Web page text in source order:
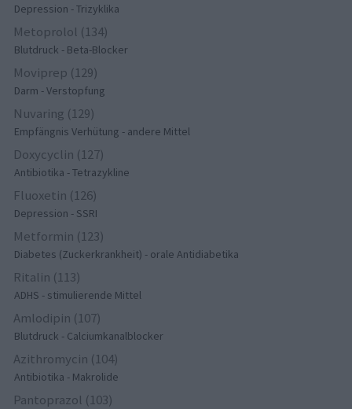
Depression - Trizyklika
Metoprolol (134)
Blutdruck - Beta-Blocker
Moviprep (129)
Darm - Verstopfung
Nuvaring (129)
Empfängnis Verhütung - andere Mittel
Doxycyclin (127)
Antibiotika - Tetrazykline
Fluoxetin (126)
Depression - SSRI
Metformin (123)
Diabetes (Zuckerkrankheit) - orale Antidiabetika
Ritalin (113)
ADHS - stimulierende Mittel
Amlodipin (107)
Blutdruck - Calciumkanalblocker
Azithromycin (104)
Antibiotika - Makrolide
Pantoprazol (103)